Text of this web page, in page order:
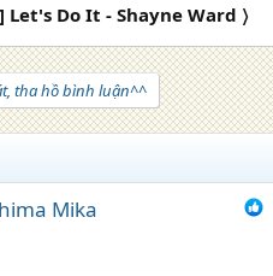
Let's Do It - Shayne Ward 〉
tha hồ bình luận^^
Mika